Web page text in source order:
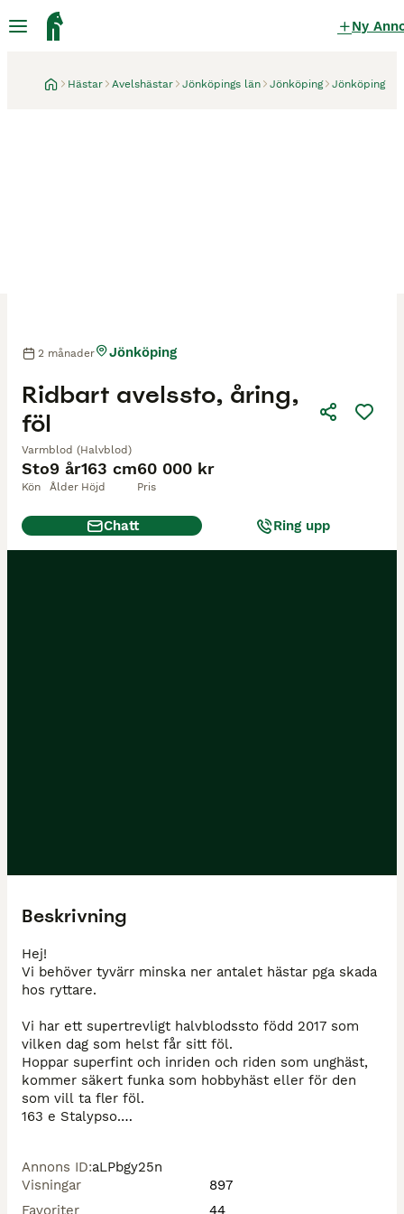
Ny
Hästar Avelshästar Jönköpings län Jönköping Jönköping
Sto
Kön
9 år
Ålder
163 cm
Höjd
60 000 kr
Pris
Ridbart avelssto, åring,
föl
Varmblod (Halvblod)
2 månader Jönköping
Chatt Ring upp
Beskrivning
Hej!
Vi behöver tyvärr minska ner antalet hästar pga skada
hos ryttare.
Vi har ett supertrevligt halvblodssto född 2017 som
vilken dag som helst får sitt föl.
Hoppar superfint och inriden och riden som unghäst,
kommer säkert funka som hobbyhäst eller för den
som vill ta fler föl.
163 e Stalypso.
snygg, långbent och rör sig mycket fint.
Vi vill behålla en av avkommorna som vi kommer
satsa på den inom hoppning.
Annons ID:aLPbgy25n
Visningar
897
Favoriter
44